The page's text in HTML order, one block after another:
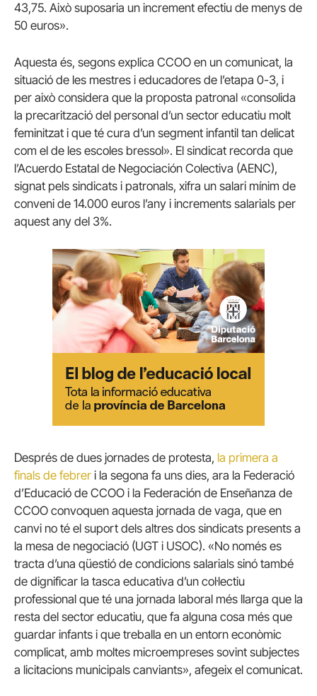
43,75. Això suposaria un increment efectiu de menys de
50 euros».
Aquesta és, segons explica CCOO en un comunicat, la
situació de les mestres i educadores de l’etapa 0-3, i
per això considera que la proposta patronal «consolida
la precarització del personal d’un sector educatiu molt
feminitzat i que té cura d’un segment infantil tan delicat
com el de les escoles bressol». El sindicat recorda que
l’Acuerdo Estatal de Negociación Colectiva (AENC),
signat pels sindicats i patronals, xifra un salari mínim de
conveni de 14.000 euros l’any i increments salarials per
aquest any del 3%.
Després de dues jornades de protesta, la primera a
finals de febrer i la segona fa uns dies, ara la Federació
d’Educació de CCOO i la Federación de Enseñanza de
CCOO convoquen aquesta jornada de vaga, que en
canvi no té el suport dels altres dos sindicats presents a
la mesa de negociació (UGT i USOC). «No només es
tracta d’una qüestió de condicions salarials sinó també
de dignificar la tasca educativa d’un col·lectiu
professional que té una jornada laboral més llarga que la
resta del sector educatiu, que fa alguna cosa més que
guardar infants i que treballa en un entorn econòmic
complicat, amb moltes microempreses sovint subjectes
a licitacions municipals canviants», afegeix el comunicat.